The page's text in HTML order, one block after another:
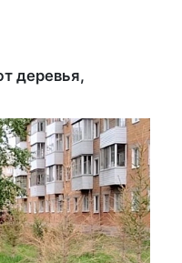
деревья,